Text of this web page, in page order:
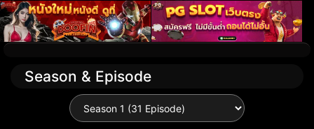
Season & Episode